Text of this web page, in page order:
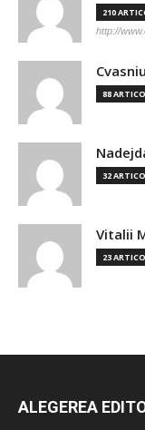
210
http://
88
32
Vitalii
23
ALEGEREA